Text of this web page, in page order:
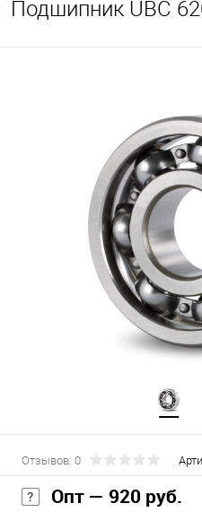
Подшипник UBC
Отзывов: 0
Опт — 920 руб.